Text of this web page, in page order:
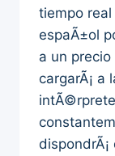
tiempo
espaÃ±ol
a un
cargarÃ¡ a